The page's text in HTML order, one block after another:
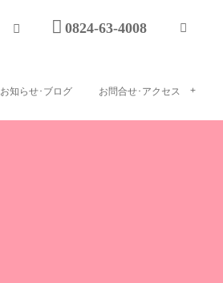
0824-63-4008
お知らせ･ブログ お問合せ･アクセス